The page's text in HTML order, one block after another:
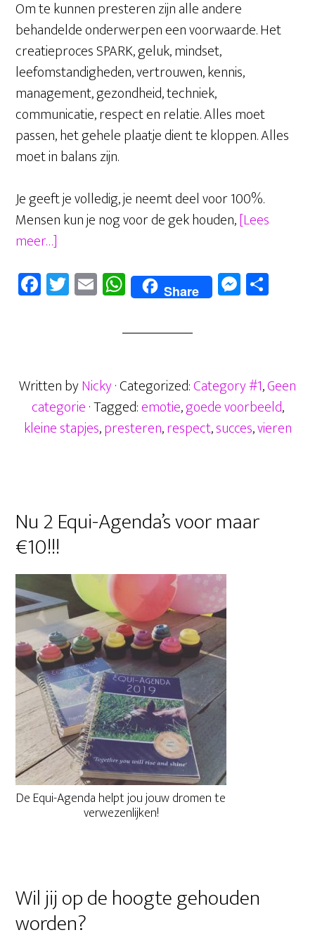
Om te kunnen presteren zijn alle andere
behandelde onderwerpen een voorwaarde. Het
creatieproces SPARK, geluk, mindset,
leefomstandigheden, vertrouwen, kennis,
management, gezondheid, techniek,
communicatie, respect en relatie. Alles moet
passen, het gehele plaatje dient te kloppen. Alles
moet in balans zijn.
Je geeft je volledig, je neemt deel voor 100%.
Mensen kun je nog voor de gek houden,[Lees
meer…]
je
Fa
ce
k
T
wi
E
m
W
ha
ts
p
p
Share M
es
ge
r
Written byNicky· Categorized:Category #1,Geen
categorie· Tagged:emotie,goede voorbeeld,
kleine stapjes,presteren,respect,succes,vieren
Primaire
Sidebar
Nu 2 Equi-Agenda’s voor maar
€10!!!
De Equi-Agenda helpt jou jouw dromen te
verwezenlijken!
Wil jij op de hoogte gehouden
worden?